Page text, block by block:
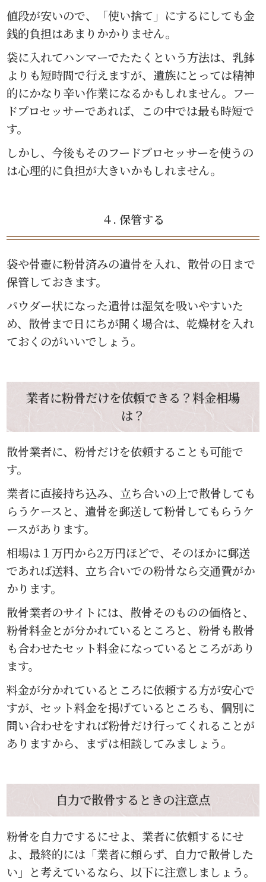
値段が安いので、「使い捨て」にするにしても金
銭的負担はあまりかかりません。
袋に入れてハンマーでたたくという方法は、乳鉢
よりも短時間で行えますが、遺族にとっては精神
的にかなり辛い作業になるかもしれません。フー
ドプロセッサーであれば、この中では最も時短で
す。
しかし、今後もそのフードプロセッサーを使うの
は心理的に負担が大きいかもしれません。
４. 保管する
袋や骨壺に粉骨済みの遺骨を入れ、散骨の日まで
保管しておきます。
パウダー状になった遺骨は湿気を吸いやすいた
め、散骨まで日にちが開く場合は、乾燥材を入れ
ておくのがいいでしょう。
業者に粉骨だけを依頼できる？料金相場
は？
散骨業者に、粉骨だけを依頼することも可能で
す。
業者に直接持ち込み、立ち合いの上で散骨しても
らうケースと、遺骨を郵送して粉骨してもらうケ
ースがあります。
相場は１万円から2万円ほどで、そのほかに郵送
であれば送料、立ち合いでの粉骨なら交通費がか
かります。
散骨業者のサイトには、散骨そのものの価格と、
粉骨料金とが分かれているところと、粉骨も散骨
も合わせたセット料金になっているところがあり
ます。
料金が分かれているところに依頼する方が安心で
すが、セット料金を掲げているところも、個別に
問い合わせをすれば粉骨だけ行ってくれることが
ありますから、まずは相談してみましょう。
自力で散骨するときの注意点
粉骨を自力でするにせよ、業者に依頼するにせ
よ、最終的には「業者に頼らず、自力で散骨した
い」と考えているなら、以下に注意しましょう。